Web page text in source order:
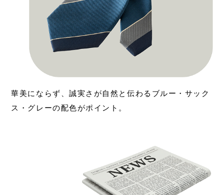
華美にならず、誠実さが自然と伝わるブルー・サック
ス・グレーの配色がポイント。